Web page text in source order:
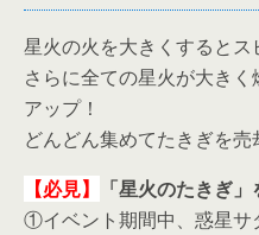
星火の火を大きくするとス
さらに全ての星火が大き
アップ！
どんどん集めてたきぎを売
【必見】
「星火のたきぎ
①イベント期間中、惑星サ